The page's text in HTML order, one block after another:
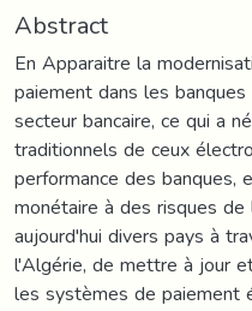
Abstract
En Apparaitre la
paiement dans les
secteur bancaire, ce qui a
traditionnels de ceux
performance des
monétaire à des risques de
aujourd'hui divers pays à
l'Algérie, de mettre à jour
les systèmes de paiement